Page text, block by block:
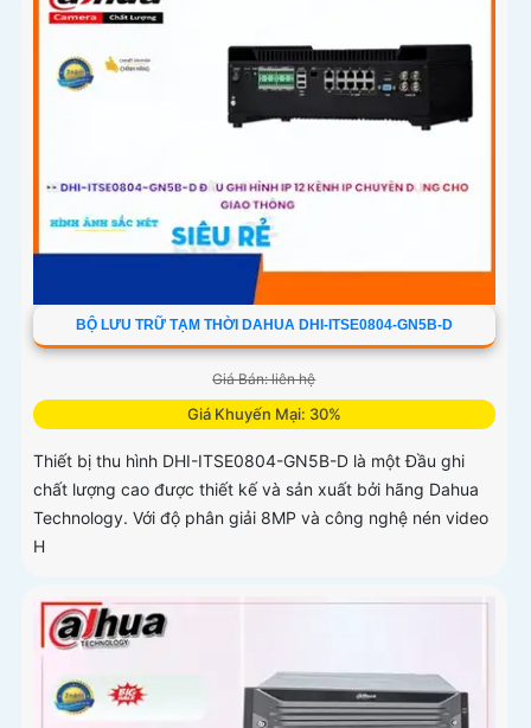
BỘ LƯU TRỮ TẠM THỜI DAHUA DHI-ITSE0804-GN5B-D
Giá Bán: liên hệ
Giá Khuyến Mại: 30%
Thiết bị thu hình DHI-ITSE0804-GN5B-D là một Đầu ghi
chất lượng cao được thiết kế và sản xuất bởi hãng Dahua
Technology. Với độ phân giải 8MP và công nghệ nén video
H